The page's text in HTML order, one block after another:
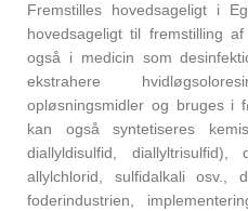
Fremstilles hovedsageligt i
hovedsageligt til fremstilling
også i medicin som
ekstrahere
opløsningsmidler og bruges i
kan også syntetiseres
diallyldisulfid,
allylchlorid, sulfidalkali osv.,
foderindustrien,